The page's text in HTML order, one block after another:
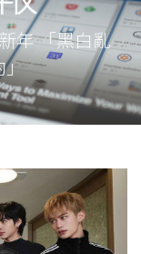
年 「黑白亂
」